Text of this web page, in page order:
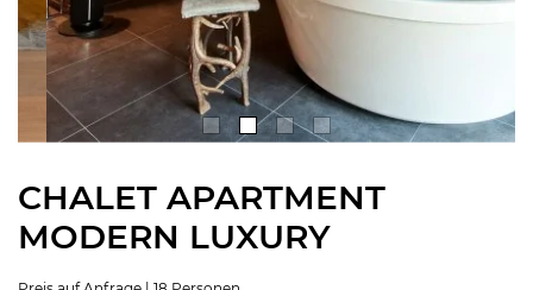
CHALET APARTMENT
MODERN LUXURY